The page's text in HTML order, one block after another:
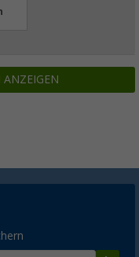
ANZEIGEN